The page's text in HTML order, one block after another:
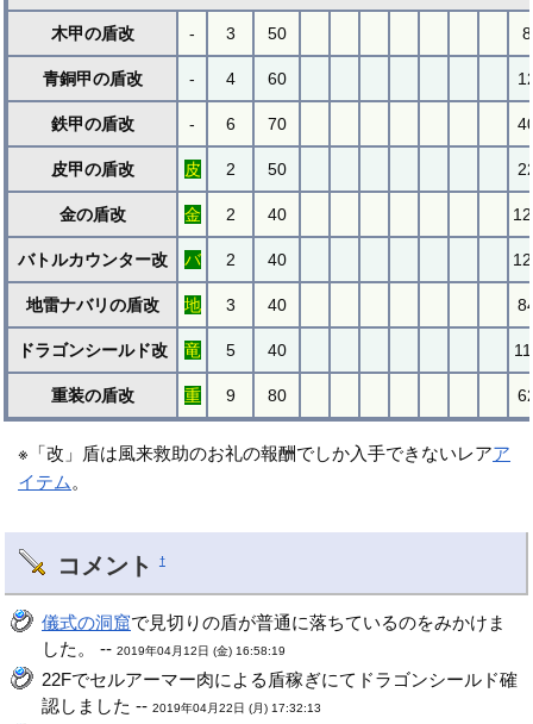
木甲の盾改 - 3 50
青銅甲の盾改 - 4 60
鉄甲の盾改 - 6 70
皮甲の盾改 皮 2 50
金の盾改 金 2 40
バトルカウンター改 バ 2 40
地雷ナバリの盾改 地 3 40
ドラゴンシールド改 竜 5 40
重装の盾改 重 9 80
※「改」盾は風来救助のお礼の報酬でしか入手できないレアア
イテム。
コメント †
儀式の洞窟で見切りの盾が普通に落ちているのをみかけま
した。 --2019年04月12日 (金) 16:58:19
22Fでセルアーマー肉による盾稼ぎにてドラゴンシールド確
認しました --2019年04月22日 (月) 17:32:13